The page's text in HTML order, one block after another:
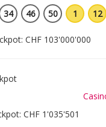
34 46 50 1 12
CHF 103'000'000
CHF 1'035'501